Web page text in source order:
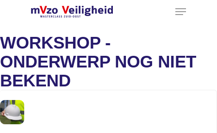
Menu
WORKSHOP -
ONDERWERP NOG NIET
BEKEND